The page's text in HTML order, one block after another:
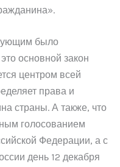
было
основной закон
центром всей
права и
страны. А также, что
голосованием
Федерации, а с
день 12 декабря